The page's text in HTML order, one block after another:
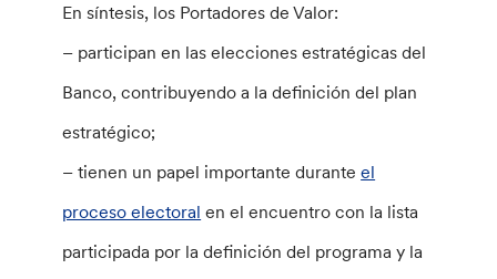
En síntesis, los Portadores de Valor:
– participan en las elecciones estratégicas del
Banco, contribuyendo a la definición del plan
estratégico;
– tienen un papel importante duranteel
proceso electoral en el encuentro con la lista
participada por la definición del programa y la